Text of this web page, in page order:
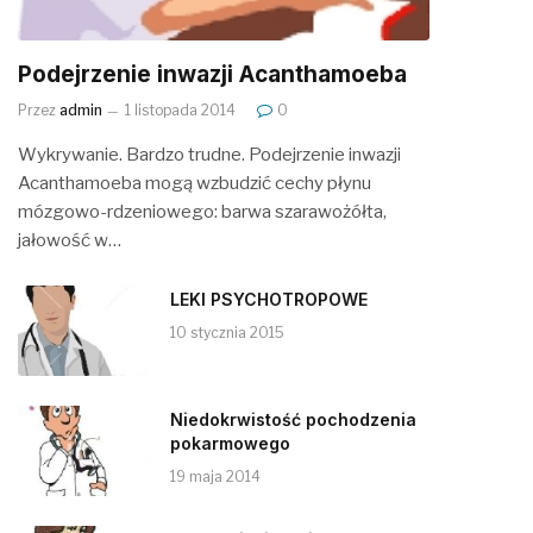
Podejrzenie inwazji Acanthamoeba
Przez admin 1 listopada 2014 0
Wykrywanie. Bardzo trudne. Podejrzenie inwazji
Acanthamoeba mogą wzbudzić cechy płynu
mózgowo-rdzeniowego: barwa szarawożółta,
jałowość w…
LEKI PSYCHOTROPOWE
10 stycznia 2015
Niedokrwistość pochodzenia
pokarmowego
19 maja 2014